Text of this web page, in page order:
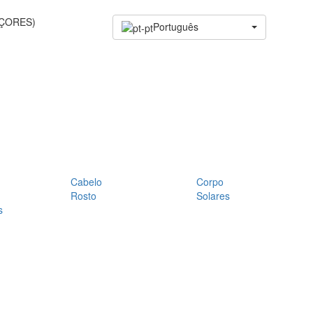
Português
Cabelo
Corpo
Rosto
Solares